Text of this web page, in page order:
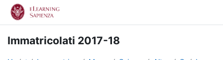
Vai al contenuto principale
Immatricolati 2017-18